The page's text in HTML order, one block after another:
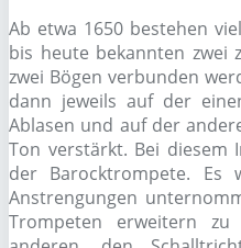
Ab etwa 1650 bestehen
bis heute bekannten zwei
zwei Bögen verbunden
dann jeweils auf der
Ablasen und auf der
Ton verstärkt. Bei diesem
der Barocktrompete. Es
Anstrengungen
Trompeten erweitern